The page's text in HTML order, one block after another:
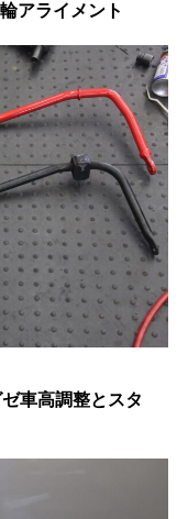
アライメント
車高調整とスタ